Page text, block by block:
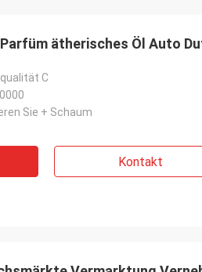
ätherisches Öl Auto
C
Sie + Schaum
Kontakt